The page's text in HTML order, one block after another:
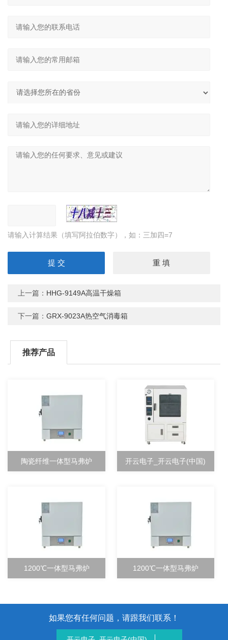
请输入计算结果（填写阿拉伯数字），如：三加四=7
上一篇： HHG-9149A高温干燥箱
下一篇：GRX-9023A热空气消毒箱
推荐产品
陶瓷纤维一体型马弗炉 开云电子_开云电子(中国)
1200℃一体型马弗炉 1200℃一体型马弗炉
如果您有任何问题，请跟我们联系！